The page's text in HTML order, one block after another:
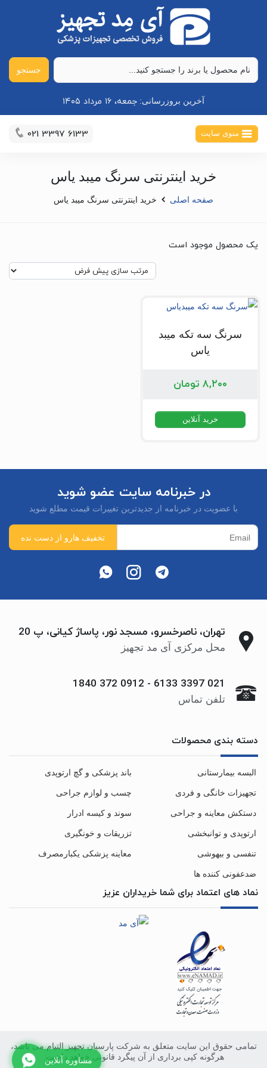
جستجو
آخرین بروزرسانی: جمعه، ۱۶ مرداد ۱۴۰۵
منوی سایت 021 3397 6133
خرید اینترنتی سرنگ میبد یاس
صفحه اصلی خرید اینترنتی سرنگ میبد یاس
یک محصول موجود است
سرنگ سه تکه میبد
یاس
۸,۲۰۰ تومان
خرید آنلاین
در خبرنامه سایت عضو شوید
با عضویت در خبرنامه از جدیدترین تغییرات قیمت مطلع شوید
تهران، ناصرخسرو، مسجد نور، پاساژ کیانی، پ 20
محل مرکزی آی مد تجهیز
021 3397 6133
-
0912 372 1840
تلفن تماس
دسته بندی محصولات
البسه بیمارستانی باند پزشکی و گچ ارتوپدی
تجهیزات خانگی و فردی چسب و لوازم جراحی
دستکش معاینه و جراحی سوند و کیسه ادرار
ارتوپدی و توانبخشی تزریقات و خونگیری
تنفسی و بیهوشی معاینه پزشکی یکبارمصرف
ضدعفونی کننده ها
نماد های اعتماد برای شما خریداران عزیز
تمامی حقوق این سایت متعلق به شرکت پارسیان تجهیز التیام می باشد،
هرگونه کپی برداری از آن پیگرد قانونی خواهد داشت.
مشاوره آنلاین